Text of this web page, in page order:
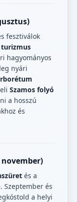
fesztiválok
hagyományos
nyári
Szamos folyó
a hosszú
és
és a
Szeptember és
a helyi